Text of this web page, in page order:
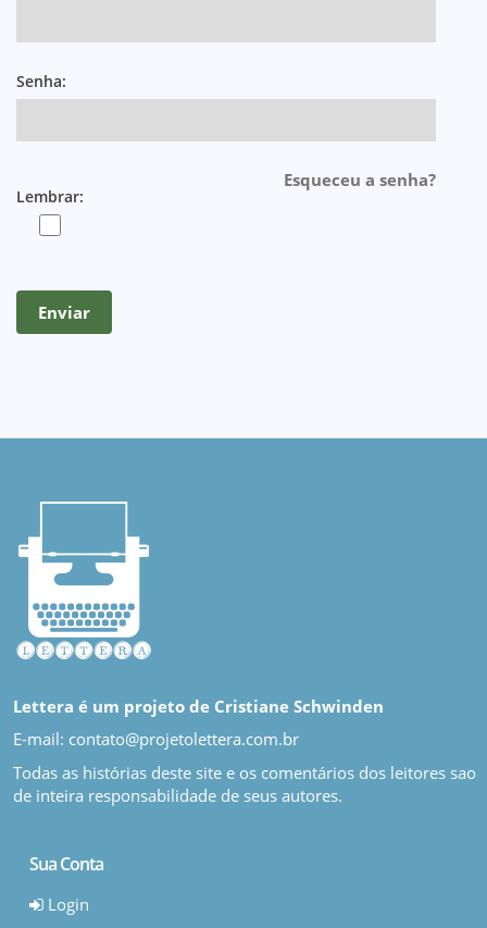
Senha:
Lembrar:
Esqueceu a senha?
Lettera é um projeto de Cristiane Schwinden
E-mail: contato@projetolettera.com.br
Todas as histórias deste site e os comentários dos leitores sao
de inteira responsabilidade de seus autores.
Sua Conta
Login